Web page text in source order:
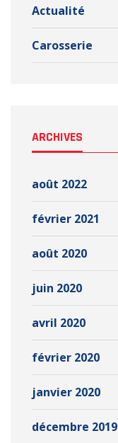
Actualité
Carosserie
ARCHIVES
août 2022
février 2021
août 2020
juin 2020
avril 2020
février 2020
janvier 2020
décembre 2019